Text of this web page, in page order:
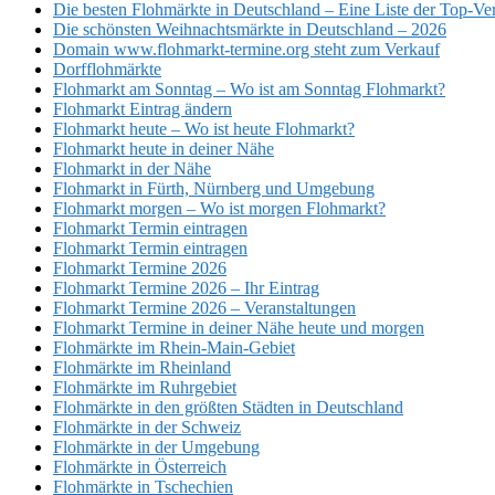
Die besten Flohmärkte in Deutschland – Eine Liste der Top-
Die schönsten Weihnachtsmärkte in Deutschland – 2026
Domain www.flohmarkt-termine.org steht zum Verkauf
Dorfflohmärkte
Flohmarkt am Sonntag – Wo ist am Sonntag Flohmarkt?
Flohmarkt Eintrag ändern
Flohmarkt heute – Wo ist heute Flohmarkt?
Flohmarkt heute in deiner Nähe
Flohmarkt in der Nähe
Flohmarkt in Fürth, Nürnberg und Umgebung
Flohmarkt morgen – Wo ist morgen Flohmarkt?
Flohmarkt Termin eintragen
Flohmarkt Termin eintragen
Flohmarkt Termine 2026
Flohmarkt Termine 2026 – Ihr Eintrag
Flohmarkt Termine 2026 – Veranstaltungen
Flohmarkt Termine in deiner Nähe heute und morgen
Flohmärkte im Rhein-Main-Gebiet
Flohmärkte im Rheinland
Flohmärkte im Ruhrgebiet
Flohmärkte in den größten Städten in Deutschland
Flohmärkte in der Schweiz
Flohmärkte in der Umgebung
Flohmärkte in Österreich
Flohmärkte in Tschechien